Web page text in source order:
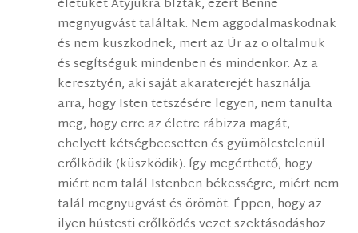
életüket Atyjukra bÍzták, ezért Benne
megnyugvást találtak. Nem aggodalmaskodnak
és nem küszködnek, mert az Úr az ö oltalmuk
és segÍtségük mindenben és mindenkor. Az a
keresztyén, aki saját akaraterejét használja
arra, hogy Isten tetszésére legyen, nem tanulta
meg, hogy erre az életre rábizza magát,
ehelyett kétségbeesetten és gyümölcstelenül
erőlködik (küszködik). Így megérthető, hogy
miért nem talál Istenben békességre, miért nem
talál megnyugvást és örömöt. Éppen, hogy az
ilyen hústesti erőlködés vezet szektásodáshoz